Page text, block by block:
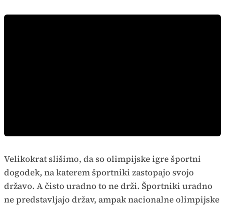
Velikokrat slišimo, da so olimpijske igre športni
dogodek, na katerem športniki zastopajo svojo
državo. A čisto uradno to ne drži. Športniki uradno
ne predstavljajo držav, ampak nacionalne olimpijske